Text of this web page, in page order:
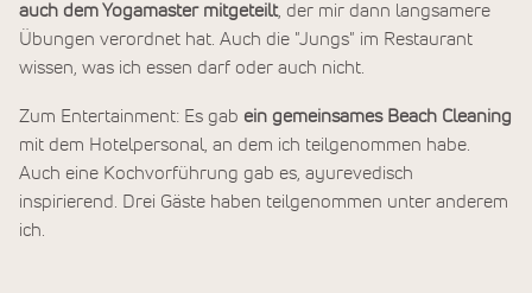
auch dem Yogamaster mitgeteilt, der mir dann langsamere
Übungen verordnet hat. Auch die "Jungs" im Restaurant
wissen, was ich essen darf oder auch nicht.
Zum Entertainment: Es gab ein gemeinsames Beach Cleaning
mit dem Hotelpersonal, an dem ich teilgenommen habe.
Auch eine Kochvorführung gab es, ayurevedisch
inspirierend. Drei Gäste haben teilgenommen unter anderem
ich.